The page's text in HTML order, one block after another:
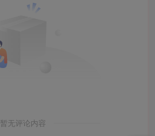
暂无评论内容